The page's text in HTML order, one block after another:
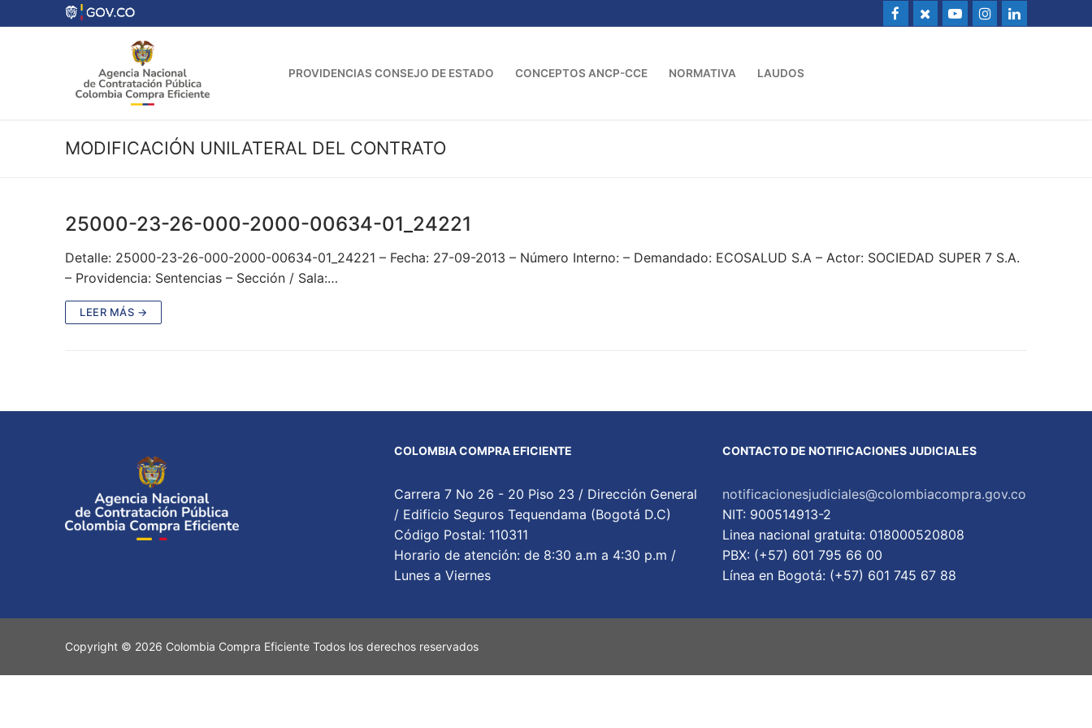
al
PROVIDENCIAS CONSEJO DE ESTADO CONCEPTOS ANCP-CCE NORMATIVA LAUDOS
MODIFICACIÓN UNILATERAL DEL CONTRATO
25000-23-26-000-2000-00634-01_24221
Detalle: 25000-23-26-000-2000-00634-01_24221 – Fecha: 27-09-2013 – Número Interno: – Demandado: ECOSALUD S.A – Actor: SOCIEDAD SUPER 7 S.A.
– Providencia: Sentencias – Sección / Sala:…
LEER MÁS →
COLOMBIA COMPRA EFICIENTE
Carrera 7 No 26 - 20 Piso 23 / Dirección General
/ Edificio Seguros Tequendama (Bogotá D.C)
Código Postal: 110311
Horario de atención: de 8:30 a.m a 4:30 p.m /
Lunes a Viernes
CONTACTO DE NOTIFICACIONES JUDICIALES
notificacionesjudiciales@colombiacompra.gov.co
NIT: 900514913-2
Linea nacional gratuita: 018000520808
PBX: (+57) 601 795 66 00
Lí­nea en Bogotá: (+57) 601 745 67 88
Copyright © 2026 Colombia Compra Eficiente Todos los derechos reservados